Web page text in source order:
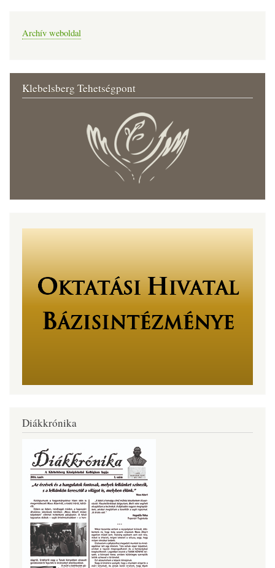
Archív weboldal
Klebelsberg Tehetségpont
Diákkrónika